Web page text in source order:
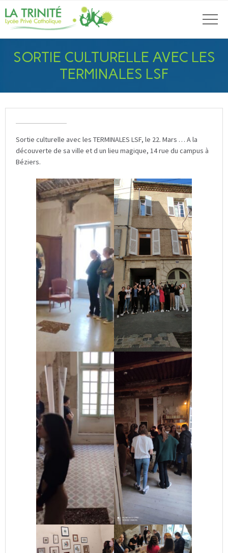
SORTIE CULTURELLE AVEC LES
TERMINALES LSF
Sortie culturelle avec les TERMINALES LSF, le 22. Mars … A la
découverte de sa ville et d un lieu magique, 14 rue du campus à
Béziers.